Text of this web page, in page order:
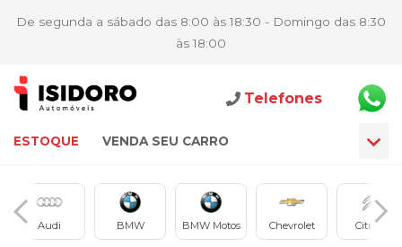
De segunda a sábado das 8:00 às 18:30 - Domingo das 8:30
às 18:00
ESTOQUE VENDA SEU CARRO
Telefones
Audi BMW BMW Motos Chevrolet Citroën